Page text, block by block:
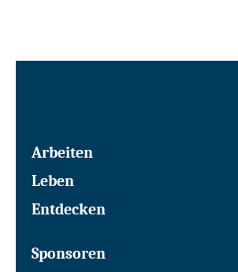
Arbeiten
Leben
Entdecken
Sponsoren